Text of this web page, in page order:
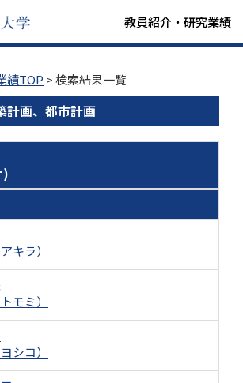
教員紹介・研究業績
績TOP > 検索結果一覧
計画、都市計画
)
キラ）
モミ）
シコ）